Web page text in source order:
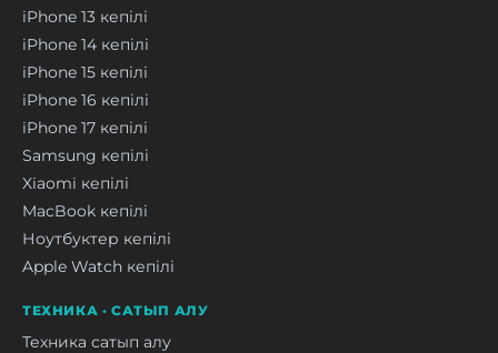
iPhone 13 кепілі
iPhone 14 кепілі
iPhone 15 кепілі
iPhone 16 кепілі
iPhone 17 кепілі
Samsung кепілі
Xiaomi кепілі
MacBook кепілі
Ноутбуктер кепілі
Apple Watch кепілі
ТЕХНИКА · САТЫП АЛУ
Техника сатып алу